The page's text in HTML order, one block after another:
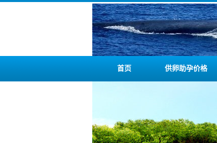
首页 供卵助孕价格